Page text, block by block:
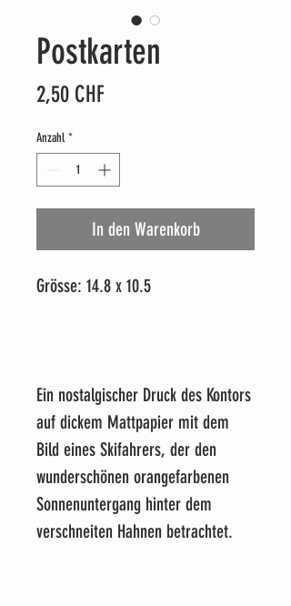
Postkarten
2,50 CHF
Anzahl *
In den Warenkorb
Grösse: 14.8 x 10.5
Ein nostalgischer Druck des Kontors
auf dickem Mattpapier mit dem
Bild eines Skifahrers, der den
wunderschönen orangefarbenen
Sonnenuntergang hinter dem
verschneiten Hahnen betrachtet.